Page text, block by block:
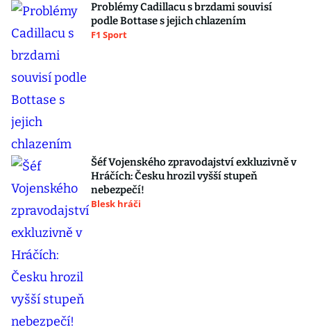
Problémy Cadillacu s brzdami souvisí
podle Bottase s jejich chlazením
F1 Sport
Šéf Vojenského zpravodajství exkluzivně v
Hráčích: Česku hrozil vyšší stupeň
nebezpečí!
Blesk hráči